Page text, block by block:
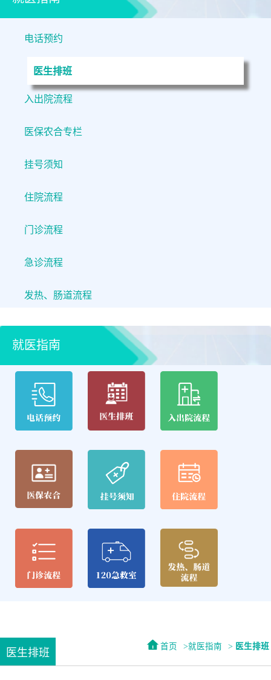
电话预约
医生排班
入出院流程
医保农合专栏
挂号须知
住院流程
门诊流程
急诊流程
发热、肠道流程
就医指南
医生排班
首页 就医指南 医生排班